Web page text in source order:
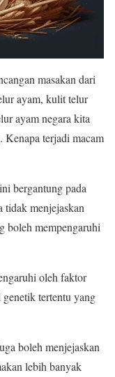
masakan dari
ayam, kulit telur
ayam negara kita
terjadi macam
bergantung pada
tidak menjejaskan
boleh mempengaruhi
oleh faktor
tertentu yang
boleh menjejaskan
lebih banyak